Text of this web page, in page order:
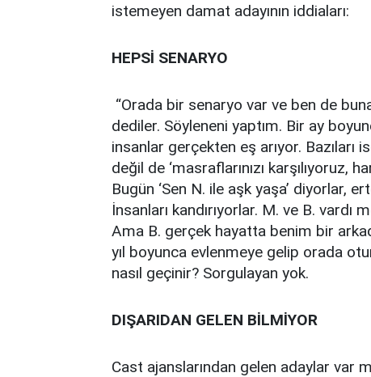
istemeyen damat adayının iddiaları:
HEPSİ SENARYO
“Orada bir senaryo var ve ben de
dediler. Söyleneni yaptım. Bir ay
insanlar gerçekten eş arıyor. Bazıları
değil de ‘masraflarınızı karşılıyoruz,
Bugün ‘Sen N. ile aşk yaşa’ diyorlar,
İnsanları kandırıyorlar. M. ve B. vardı
Ama B. gerçek hayatta benim bir
yıl boyunca evlenmeye gelip orada
nasıl geçinir? Sorgulayan yok.
DIŞARIDAN GELEN BİLMİYOR
Cast ajanslarından gelen adaylar var